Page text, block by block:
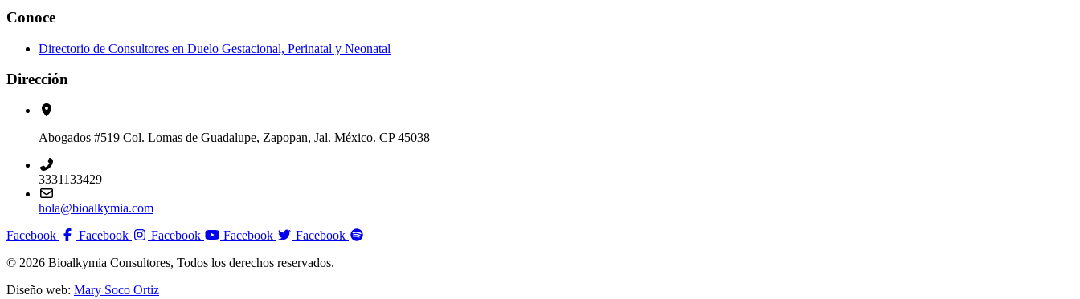
Conoce
Directorio de Consultores en Duelo Gestacional, Perinatal y Neonatal
Dirección
Abogados #519 Col. Lomas de Guadalupe, Zapopan, Jal. México. CP 45038
3331133429
hola@bioalkymia.com
Facebook
Facebook Facebook Facebook
Facebook
© 2026 Bioalkymia Consultores, Todos los derechos reservados.
Diseño web: Mary Soco Ortiz